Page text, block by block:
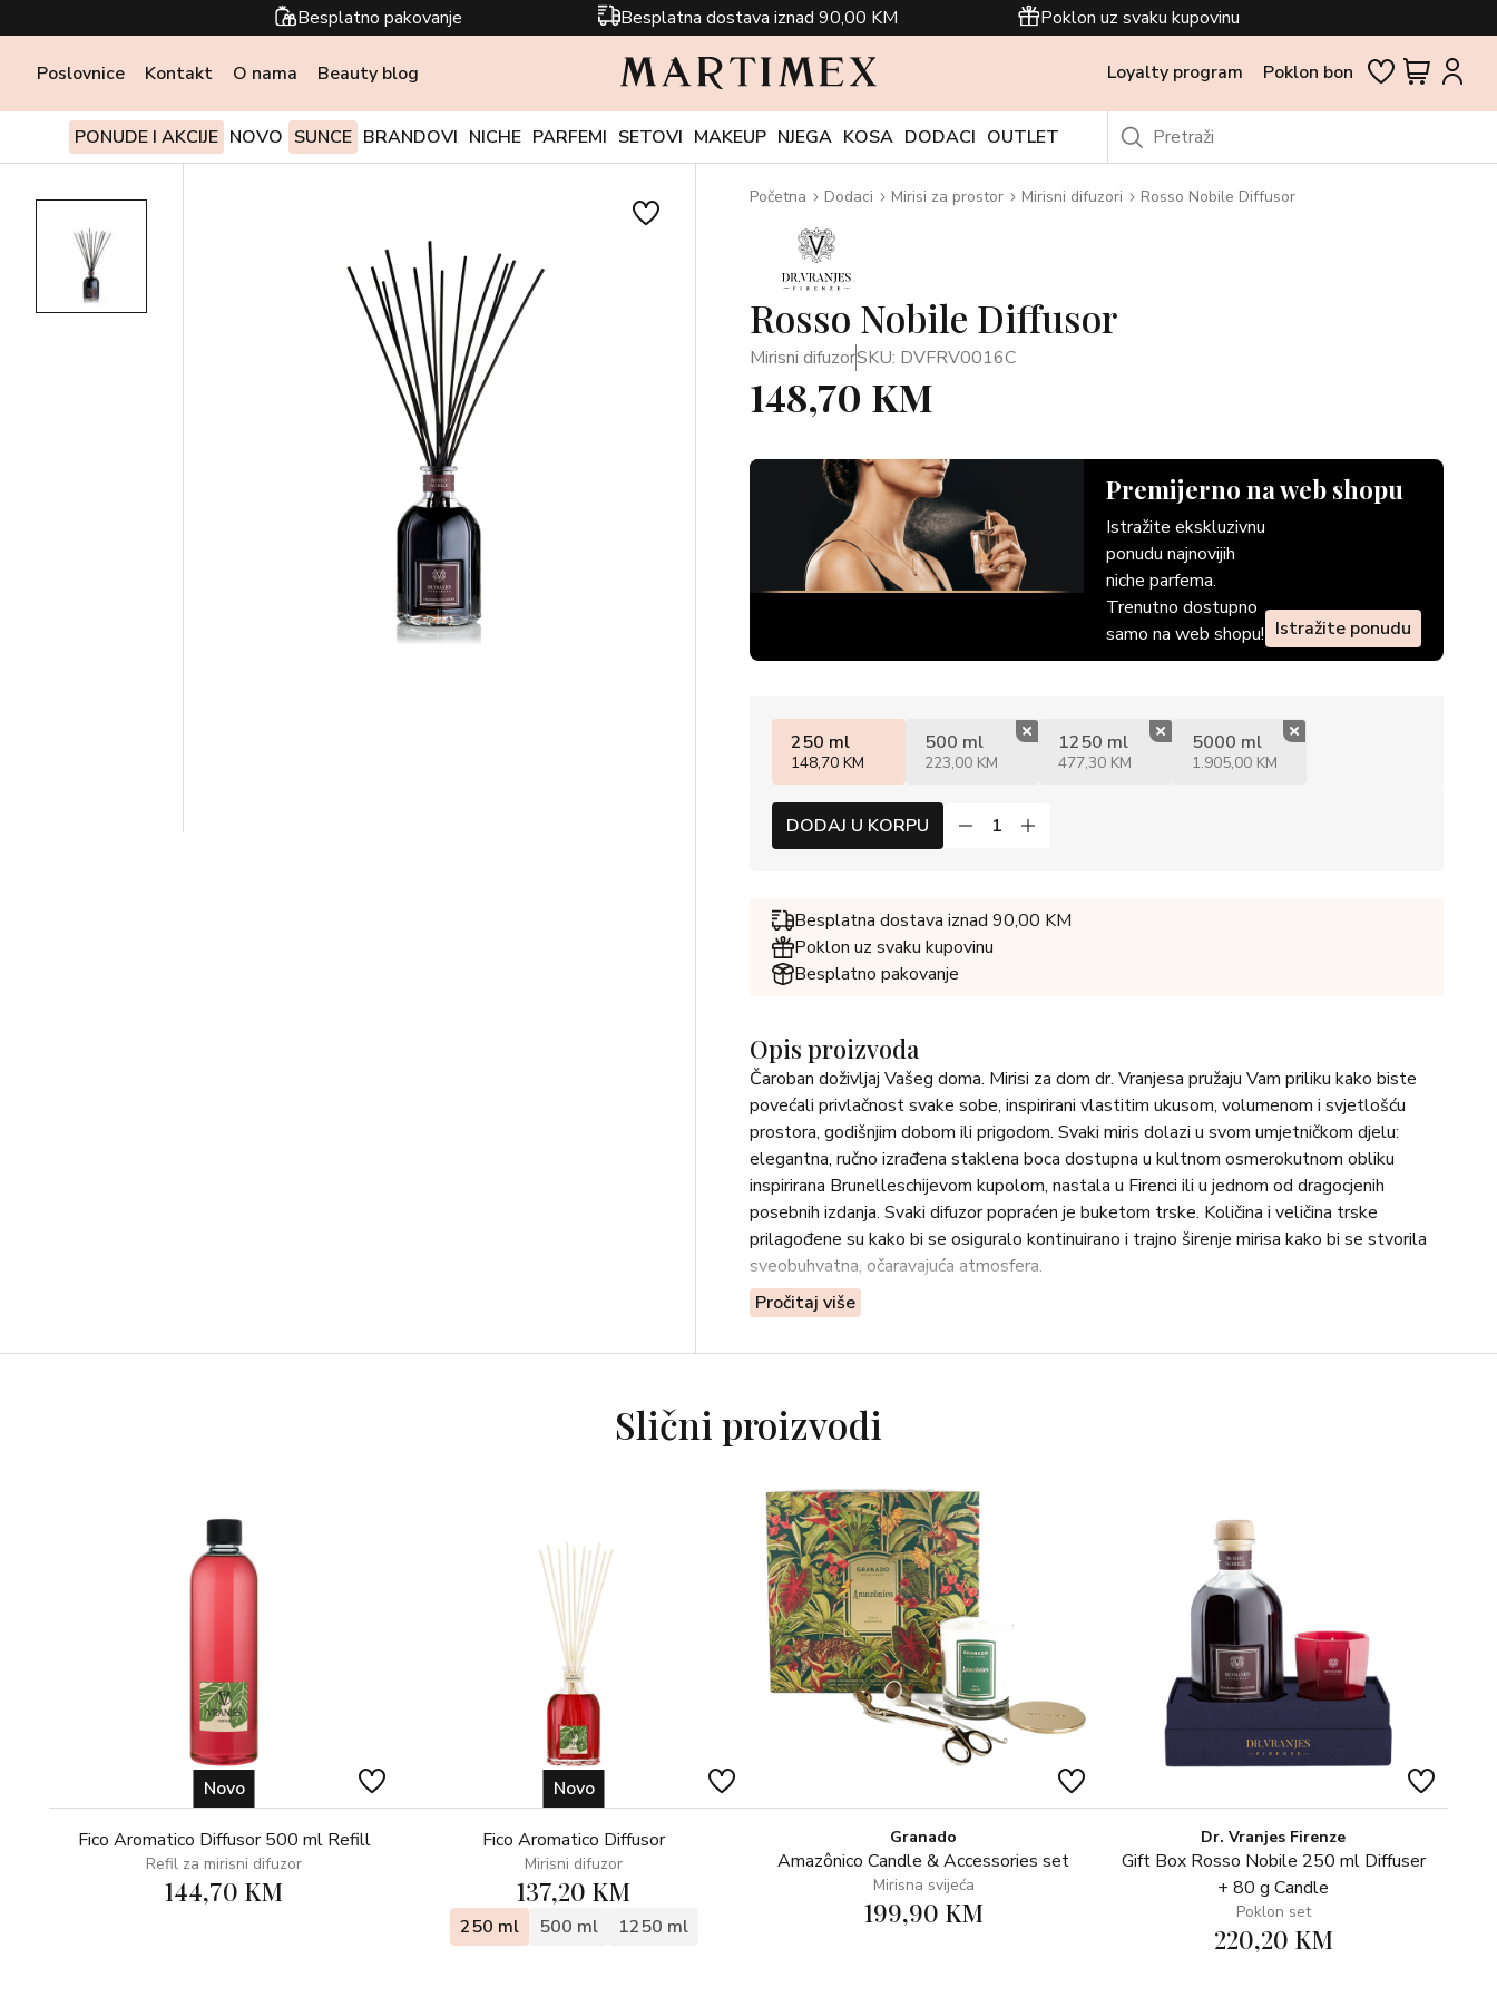
Besplatno pakovanje Besplatna dostava iznad 90,00 KM Poklon uz svaku kupovinu
Poslovnice Kontakt O nama Beauty blog Loyalty program Poklon bon
PONUDE I AKCIJE NOVO SUNCE BRANDOVI NICHE PARFEMI SETOVI MAKEUP NJEGA KOSA DODACI OUTLET
Početna Dodaci Mirisi za prostor Mirisni difuzori Rosso Nobile Diffusor
Rosso Nobile Diffusor
Mirisni difuzorSKU: DVFRV0016C
148,70 KM
Premijerno na web shopu
Istražite ekskluzivnu
ponudu najnovijih
niche parfema.
Trenutno dostupno
samo na web shopu! Istražite ponudu
250 ml
148,70 KM
500 ml
223,00 KM
1250 ml
477,30 KM
5000 ml
1.905,00 KM
DODAJ U KORPU
Besplatna dostava iznad 90,00 KM
Poklon uz svaku kupovinu
Besplatno pakovanje
Opis proizvoda
Čaroban doživljaj Vašeg doma. Mirisi za dom dr. Vranjesa pružaju Vam priliku kako biste
povećali privlačnost svake sobe, inspirirani vlastitim ukusom, volumenom i svjetlošću
prostora, godišnjim dobom ili prigodom. Svaki miris dolazi u svom umjetničkom djelu:
elegantna, ručno izrađena staklena boca dostupna u kultnom osmerokutnom obliku
inspirirana Brunelleschijevom kupolom, nastala u Firenci ili u jednom od dragocjenih
posebnih izdanja. Svaki difuzor popraćen je buketom trske. Količina i veličina trske
prilagođene su kako bi se osiguralo kontinuirano i trajno širenje mirisa kako bi se stvorila
sveobuhvatna, očaravajuća atmosfera.
NOTE: VOĆNE – naranča, jagoda, crvene bobice, breza
UGOĐAJ: OPUŠTAJUĆI
Pročitaj više
Slični proizvodi
Novo
Fico Aromatico Diffusor 500 ml Refill
Refil za mirisni difuzor
144,70 KM
Novo
Fico Aromatico Diffusor
Mirisni difuzor
137,20 KM
250 ml 500 ml 1250 ml
Granado
Amazônico Candle & Accessories set
Mirisna svijeća
199,90 KM
Dr. Vranjes Firenze
Gift Box Rosso Nobile 250 ml Diffuser
+ 80 g Candle
Poklon set
220,20 KM